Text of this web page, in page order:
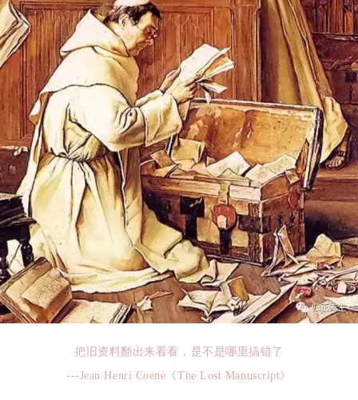
把旧资料翻出来看看，是不是哪里搞错了
---Jean Henri Coene《The Lost Manuscript》